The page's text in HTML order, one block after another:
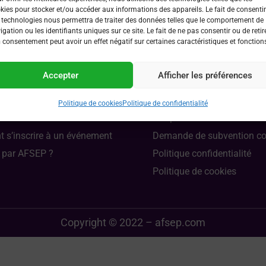
pour stocker et/ou accéder aux informations des appareils. Le fait de
technologies nous permettra de traiter des données telles que le comportement de
ou les identifiants uniques sur ce site. Le fait de ne pas consentir ou de
consentement peut avoir un effet négatif sur certaines caractéristiques et
Accepter Afficher les préférences
Politique de cookiesPolitique de confidentialité
le troubleshouting, truc & astuces et les
…. ).
devenir membre ?
s’inscrire à un événement
AFSEP ?
Demande de subvention
Politique confidentialité
Politique de cookies
Copyright © 2022 – afsep.com